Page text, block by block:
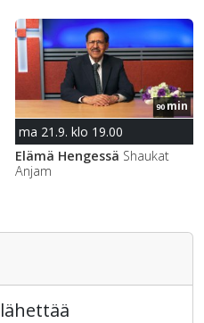
90min
ma 21.9. klo 19.00
Elämä Hengessä Shaukat
Anjam